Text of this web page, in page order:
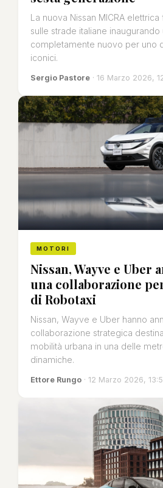
La nuova Nissan MICRA
sulle strade italiane inaugurando
completamente nuovo per uno
iconici.
Sergio Pastore · 16 Marzo 2026,
MOTORI
Nissan, Wayve e Uber
una collaborazione
di Robotaxi
Nissan, Wayve e Uber hanno
collaborazione strategica
mobilità urbana in una delle
dinamiche.
Ettore Rungo · 12 Marzo 2026,